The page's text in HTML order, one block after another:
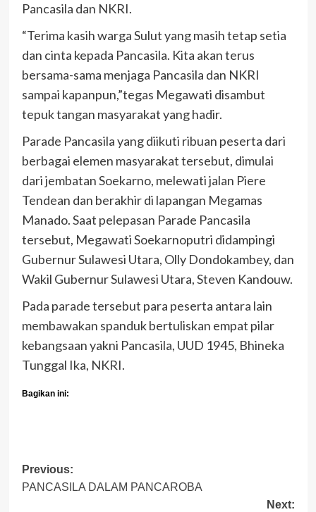
Pancasila dan NKRI.
“Terima kasih warga Sulut yang masih tetap setia
dan cinta kepada Pancasila. Kita akan terus
bersama-sama menjaga Pancasila dan NKRI
sampai kapanpun,”tegas Megawati disambut
tepuk tangan masyarakat yang hadir.
Parade Pancasila yang diikuti ribuan peserta dari
berbagai elemen masyarakat tersebut, dimulai
dari jembatan Soekarno, melewati jalan Piere
Tendean dan berakhir di lapangan Megamas
Manado. Saat pelepasan Parade Pancasila
tersebut, Megawati Soekarnoputri didampingi
Gubernur Sulawesi Utara, Olly Dondokambey, dan
Wakil Gubernur Sulawesi Utara, Steven Kandouw.
Pada parade tersebut para peserta antara lain
membawakan spanduk bertuliskan empat pilar
kebangsaan yakni Pancasila, UUD 1945, Bhineka
Tunggal Ika, NKRI.
Bagikan ini:
Post
navigation
Previous:
PANCASILA DALAM PANCAROBA
Next: